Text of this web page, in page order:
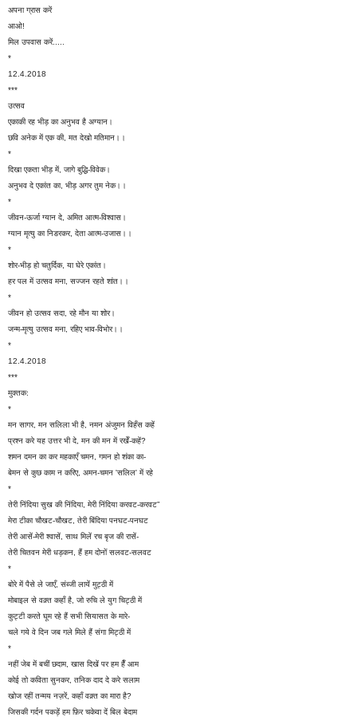
अपना ग्रास करें
आओ!
मिल उपवास करें.....
*
12.4.2018
***
उत्सव
एकाकी रह भीड़ का अनुभव है अग्यान।
छवि अनेक में एक की, मत देखो मतिमान।।
*
दिखा एकता भीड़ में, जागे बुद्धि-विवेक।
अनुभव दे एकांत का, भीड़ अगर तुम नेक।।
*
जीवन-ऊर्जा ग्यान दे, अमित आत्म-विश्वास।
ग्यान मृत्यु का निडरकर, देता आत्म-उजास।।
*
शोर-भीड़ हो चतुर्दिक, या घेरे एकांत।
हर पल में उत्सव मना, सज्जन रहते शांत।।
*
जीवन हो उत्सव सदा, रहे मौन या शोर।
जन्म-मृत्यु उत्सव मना, रहिए भाव-विभोर।।
*
12.4.2018
***
मुक्तक:
*
मन सागर, मन सलिला भी है, नमन अंजुमन विहँस कहें
प्रश्न करे यह उत्तर भी दे, मन की मन में रखेँ-कहें?
शमन दमन का कर महकाएँ चमन, गमन हो शंका का-
बेमन से कुछ काम न करिए, अमन-चमन 'सलिल' में रहे
*
तेरी निंदिया सुख की निंदिया, मेरी निंदिया करवट-करवट”
मेरा टीका चौखट-चौखट, तेरी बिंदिया पनघट-पनघट
तेरी आसें-मेरी श्वासें, साथ मिलें रच बृज की रासें-
तेरी चितवन मेरी धड़कन, हैं हम दोनों सलवट-सलवट
*
बोरे में पैसे ले जाएँ, संब्जी लायें मुट्ठी में
मोबाइल से वक़्त कहाँ है, जो रुचि ले युग चिट्ठी में
कुट्टी करते घूम रहे हैं सभी सियासत के मारे-
चले गये वे दिन जब गले मिले हैं संगा मिट्ठी में
*
नहीं जेब में बचीं छदाम, खास दिखें पर हम हैँ आम
कोई तो कविता सुनकर, तनिक दाद दे करे सलाम
खोज रहीं तन्मय नज़रें, कहाँ वक़्त का मारा है?
जिसकी गर्दन पकड़ें हम फ़िर चकेवा दें बिल बेदाम